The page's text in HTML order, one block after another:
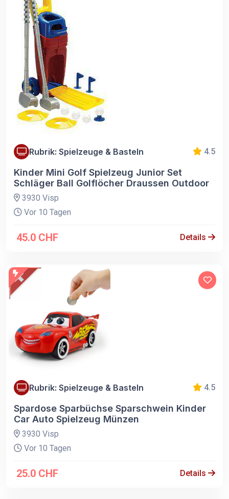
Rubrik: Spielzeuge & Basteln 4.5
Kinder Mini Golf Spielzeug Junior Set
Schläger Ball Golflöcher Draussen Outdoor
3930 Visp
Vor 10 Tagen
45.0 CHF Details
Rubrik: Spielzeuge & Basteln 4.5
Spardose Sparbüchse Sparschwein Kinder
Car Auto Spielzeug Münzen
3930 Visp
Vor 10 Tagen
25.0 CHF Details